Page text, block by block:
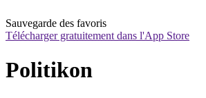
Sauvegarde des favoris
Télécharger gratuitement dans l'App Store
Politikon